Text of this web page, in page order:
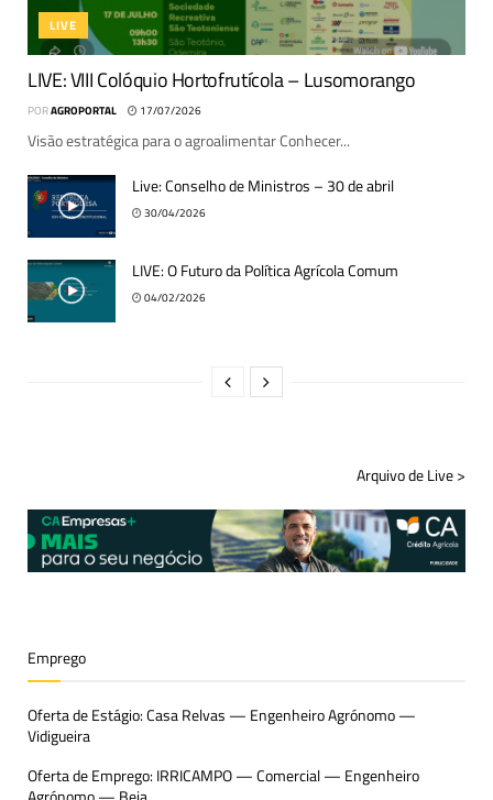
LIVE
LIVE: VIII Colóquio Hortofrutícola – Lusomorango
PORAGROPORTAL 17/07/2026
Visão estratégica para o agroalimentar Conhecer...
Live: Conselho de Ministros – 30 de abril
30/04/2026
LIVE: O Futuro da Política Agrícola Comum
04/02/2026
Arquivo de Live >
Emprego
Oferta de Estágio: Casa Relvas — Engenheiro Agrónomo —
Vidigueira
Oferta de Emprego: IRRICAMPO — Comercial — Engenheiro